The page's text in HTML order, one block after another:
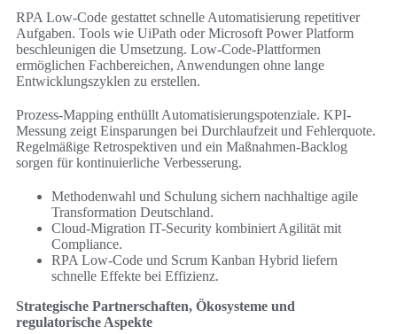
RPA Low-Code gestattet schnelle Automatisierung repetitiver
Aufgaben. Tools wie UiPath oder Microsoft Power Platform
beschleunigen die Umsetzung. Low-Code-Plattformen
ermöglichen Fachbereichen, Anwendungen ohne lange
Entwicklungszyklen zu erstellen.
Prozess-Mapping enthüllt Automatisierungspotenziale. KPI-
Messung zeigt Einsparungen bei Durchlaufzeit und Fehlerquote.
Regelmäßige Retrospektiven und ein Maßnahmen-Backlog
sorgen für kontinuierliche Verbesserung.
Methodenwahl und Schulung sichern nachhaltige agile
Transformation Deutschland.
Cloud-Migration IT-Security kombiniert Agilität mit
Compliance.
RPA Low-Code und Scrum Kanban Hybrid liefern
schnelle Effekte bei Effizienz.
Strategische Partnerschaften, Ökosysteme und
regulatorische Aspekte